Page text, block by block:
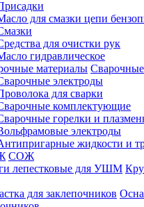
для смазки цепи
для очистки рук
гидравлическое
электроды
для сварки
комплектующие
горелки и
электроды
жидкости и
СОЖ